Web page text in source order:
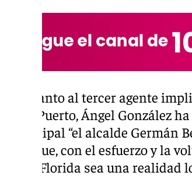
En cuanto al tercer agente
de El Puerto, Ángel González
municipal “el alcalde Germán
para que, con el esfuerzo y la
de La Florida sea una realidad